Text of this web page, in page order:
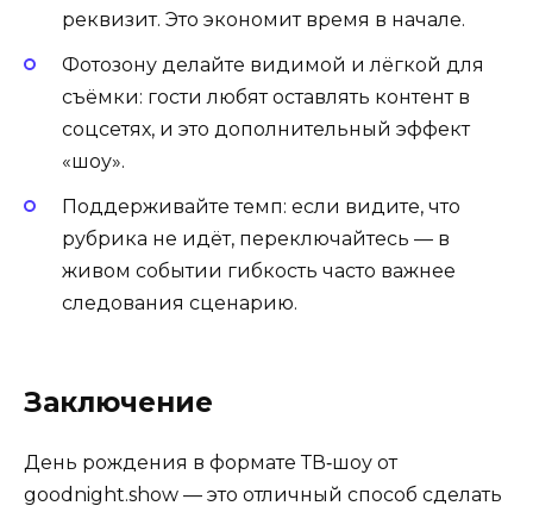
реквизит. Это экономит время в начале.
Фотозону делайте видимой и лёгкой для
съёмки: гости любят оставлять контент в
соцсетях, и это дополнительный эффект
«шоу».
Поддерживайте темп: если видите, что
рубрика не идёт, переключайтесь — в
живом событии гибкость часто важнее
следования сценарию.
Заключение
День рождения в формате ТВ‑шоу от
goodnight.show — это отличный способ сделать